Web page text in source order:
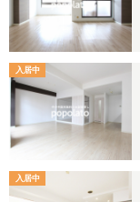
入居中
入居中